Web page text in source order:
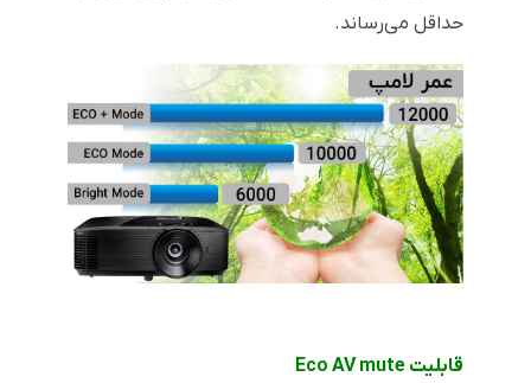
حداقل می‌رساند.
قابلیت Eco AV mute